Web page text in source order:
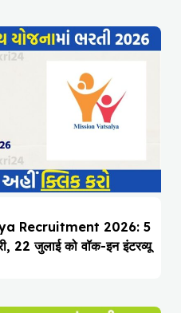
Recruitment 2026: 5
22 जुलाई को वॉक-इन इंटरव्यू